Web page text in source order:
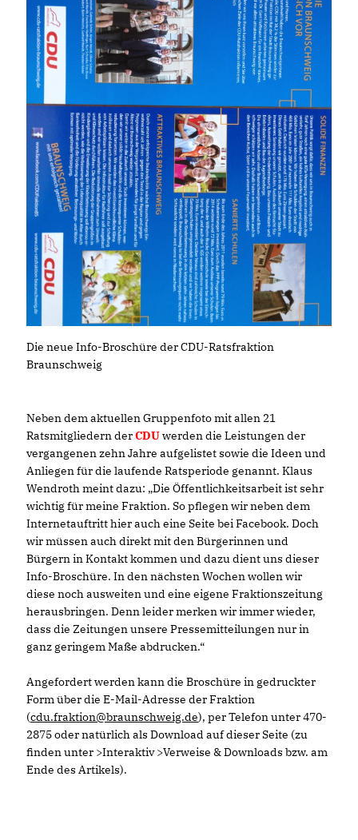
Die neue Info-Broschüre der CDU-Ratsfraktion
Braunschweig
Neben dem aktuellen Gruppenfoto mit allen 21
Ratsmitgliedern derCDUwerden die Leistungen der
vergangenen zehn Jahre aufgelistet sowie die Ideen und
Anliegen für die laufende Ratsperiode genannt. Klaus
Wendroth meint dazu: „Die Öffentlichkeitsarbeit ist sehr
wichtig für meine Fraktion. So pflegen wir neben dem
Internetauftritt hier auch eine Seite bei Facebook. Doch
wir müssen auch direkt mit den Bürgerinnen und
Bürgern in Kontakt kommen und dazu dient uns dieser
Info-Broschüre. In den nächsten Wochen wollen wir
diese noch ausweiten und eine eigene Fraktionszeitung
herausbringen. Denn leider merken wir immer wieder,
dass die Zeitungen unsere Pressemitteilungen nur in
ganz geringem Maße abdrucken.“
Angefordert werden kann die Broschüre in gedruckter
Form über die E-Mail-Adresse der Fraktion
(cdu.fraktion@braunschweig.de), per Telefon unter 470-
2875 oder natürlich als Download auf dieser Seite (zu
finden unter >Interaktiv >Verweise & Downloads bzw. am
Ende des Artikels).